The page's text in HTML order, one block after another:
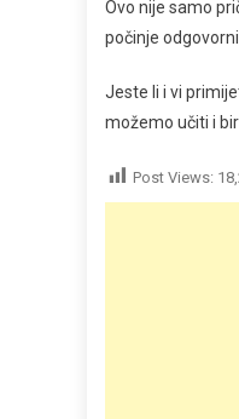
Ovo nije samo
počinje
Jeste li i vi
možemo učiti i
Post Views: